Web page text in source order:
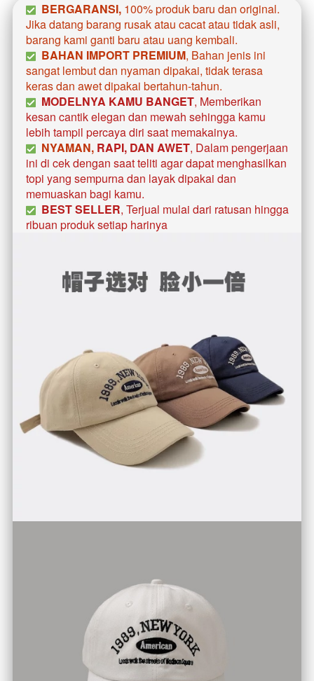
BERGARANSI, 100% produk baru dan original.
Jika datang barang rusak atau cacat atau tidak asli,
barang kami ganti baru atau uang kembali.
BAHAN IMPORT PREMIUM, Bahan jenis ini
sangat lembut dan nyaman dipakai, tidak terasa
keras dan awet dipakai bertahun-tahun.
MODELNYA KAMU BANGET, Memberikan
kesan cantik elegan dan mewah sehingga kamu
lebih tampil percaya diri saat memakainya.
  NYAMAN,
RAPI, DAN AWET, Dalam pengerjaan
ini di cek dengan saat teliti agar dapat menghasilkan
topi yang sempurna dan layak dipakai dan
memuaskan bagi kamu.
BEST SELLER, Terjual mulai dari ratusan hingga
ribuan produk setiap harinya